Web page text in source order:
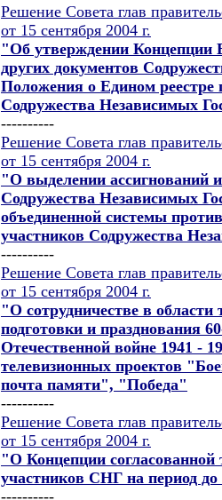
Решение Совета глав
от 15 сентября 2004 г.
"Об утверждении Концепции
других документов
Положения о Едином реестре
Содружества Независимых
----------
Решение Совета глав
от 15 сентября 2004 г.
"О выделении ассигнований
Содружества Независимых
объединенной системы
участников Содружества
----------
Решение Совета глав
от 15 сентября 2004 г.
"О сотрудничестве в
подготовки и празднования
Отечественной войне 1941 -
телевизионных проектов
почта памяти", "Победа"
----------
Решение Совета глав
от 15 сентября 2004 г.
"О Концепции согласованной
участников СНГ на период до
----------